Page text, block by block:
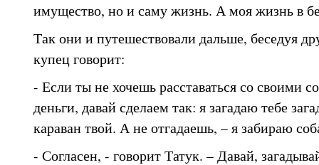
имущество, но и саму жизнь. А моя жизнь в
Так они и путешествовали дальше, беседуя
купец говорит:
- Если ты не хочешь расставаться со своими
деньги, давай сделаем так: я загадаю тебе
караван твой. А не отгадаешь, – я забираю
- Согласен, - говорит Татук. – Давай,